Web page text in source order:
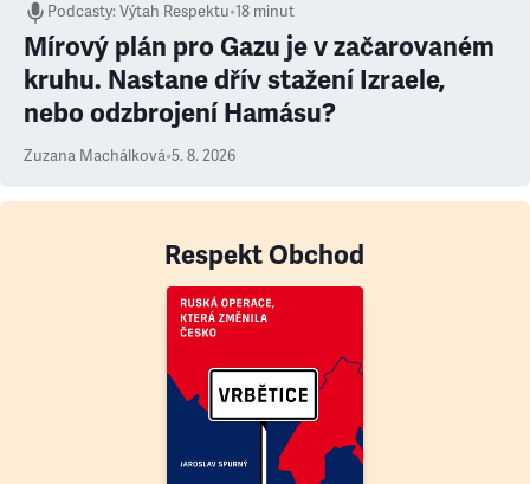
Podcasty:Výtah Respektu•18 minut
Mírový plán pro Gazu je v začarovaném
kruhu. Nastane dřív stažení Izraele,
nebo odzbrojení Hamásu?
Zuzana Machálková•5. 8. 2026
Respekt Obchod